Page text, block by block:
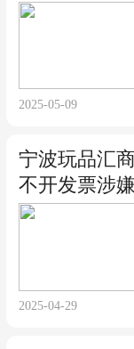
2025-05-09
宁波玩品汇
不开发票涉
2025-04-29